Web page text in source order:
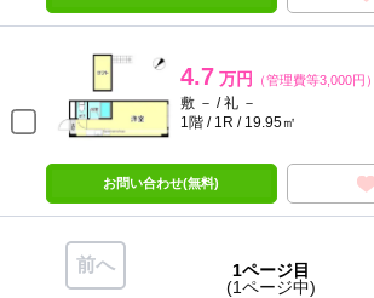
4.7 万円 （管理費等3,000円）
敷 － / 礼 －
1階 / 1R / 19.95㎡
お問い合わせ(無料)
前へ
1ページ目
(1ページ中)